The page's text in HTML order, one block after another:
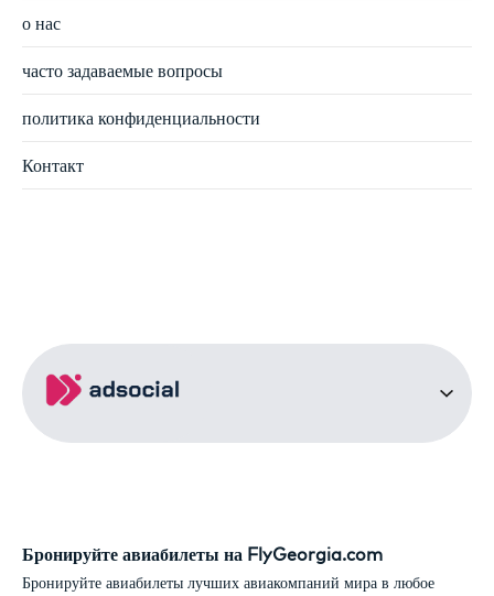
о нас
часто задаваемые вопросы
политика конфиденциальности
Контакт
Бронируйте авиабилеты на FlyGeorgia.com
Бронируйте авиабилеты лучших авиакомпаний мира в любое